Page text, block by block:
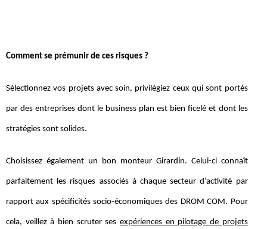
Comment se prémunir de ces risques ?
Sélectionnez vos projets avec soin, privilégiez ceux qui sont portés
par des entreprises dont le business plan est bien ficelé et dont les
stratégies sont solides.
Choisissez également un bon monteur Girardin. Celui-ci connaît
parfaitement les risques associés à chaque secteur d’activité par
rapport aux spécificités socio-économiques des DROM COM. Pour
cela, veillez à bien scruter ses expériences en pilotage de projets